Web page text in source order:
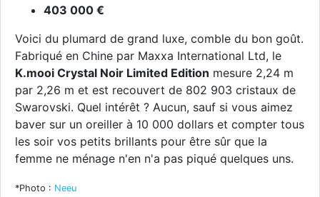
403 000 €
Voici du plumard de grand luxe, comble du bon goût.
Fabriqué en Chine par Maxxa International Ltd, le
K.mooi Crystal Noir Limited Edition mesure 2,24 m
par 2,26 m et est recouvert de 802 903 cristaux de
Swarovski. Quel intérêt ? Aucun, sauf si vous aimez
baver sur un oreiller à 10 000 dollars et compter tous
les soir vos petits brillants pour être sûr que la
femme ne ménage n'en n'a pas piqué quelques uns.
*Photo : Neeu